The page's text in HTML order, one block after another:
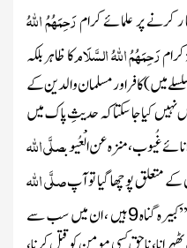
ر کرنے پر علمائے کرامرَحِمَہُمُ اللہُ
رَحِمَہُمُ اللہُ السَّلَامکا ظاہر بلکہ
میں )کافر اور مسلمان والدین کے
نہیں کیا جا سکتا کہ حدیثِ پاک میں
غُیوب، منزہ عن الْعُیوبصلَّی اللہ
متعلق پوچھا گیا تو آپصلَّی اللہ
گناہ9ہیں ، ان میں سب سے